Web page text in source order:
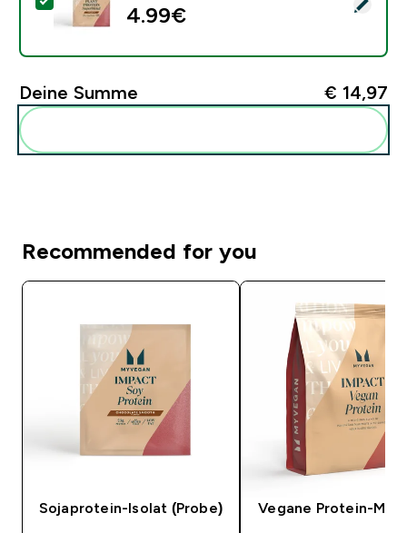
4.99€‎
Deine Summe € 14,97‎
Recommended for you
Sojaprotein-Isolat (Probe) Vegane Protein-